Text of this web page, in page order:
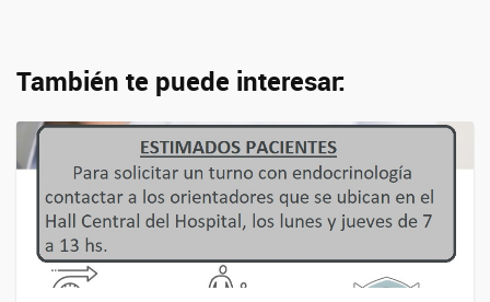
También te puede interesar: